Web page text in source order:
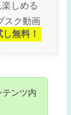
しめる
スク動画
無料！
テンツ内